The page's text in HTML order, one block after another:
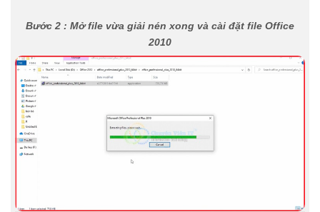
Bước 2 : Mở file vừa giải nén xong và cài đặt file Office
2010